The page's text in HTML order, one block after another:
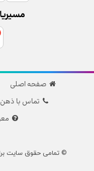
صفحه اصلی
تماس با ذهن
© تمامی حقوق سایت